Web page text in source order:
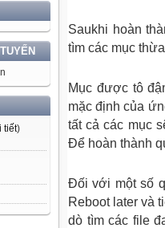
tiết)
Saukhi hoàn
tìm các mục
Mục được tô
mặc định của
tất cả các mục
Để hoàn thành
Đối với một số
Reboot later và
dò tìm các file